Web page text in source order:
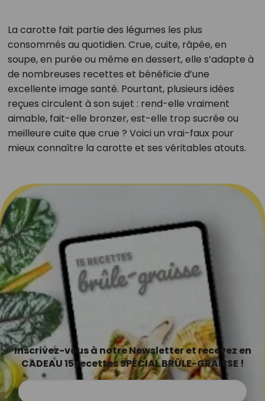
La carotte fait partie des légumes les plus
consommés au quotidien. Crue, cuite, râpée, en
soupe, en purée ou même en dessert, elle s’adapte à
de nombreuses recettes et bénéficie d’une
excellente image santé. Pourtant, plusieurs idées
reçues circulent à son sujet : rend-elle vraiment
aimable, fait-elle bronzer, est-elle trop sucrée ou
meilleure cuite que crue ? Voici un vrai-faux pour
mieux connaître la carotte et ses véritables atouts.
Inscrivez-vous à notre Newsletter et recevez en
CADEAU 15 recettes SPÉCIAL BRÛLE-GRAISSE !